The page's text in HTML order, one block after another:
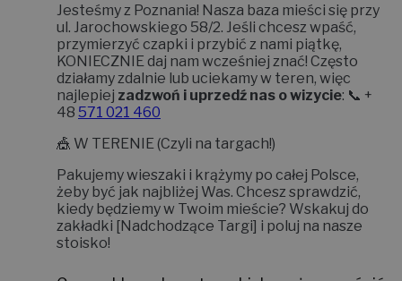
Jesteśmy z Poznania! Nasza baza mieści się przy
ul. Jarochowskiego 58/2. Jeśli chcesz wpaść,
przymierzyć czapki i przybić z nami piątkę,
KONIECZNIE daj nam wcześniej znać! Często
działamy zdalnie lub uciekamy w teren, więc
najlepiej zadzwoń i uprzedź nas o wizycie: 📞 +
48 571 021 460
🎪 W TERENIE (Czyli na targach!)
Pakujemy wieszaki i krążymy po całej Polsce,
żeby być jak najbliżej Was. Chcesz sprawdzić,
kiedy będziemy w Twoim mieście? Wskakuj do
zakładki [Nadchodzące Targi] i poluj na nasze
stoisko!